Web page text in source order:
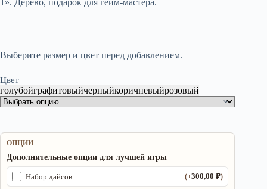
125,00 ₽.
1». Дерево, подарок для гейм-мастера.
Выберите размер и цвет перед добавлением.
Цвет
голубойграфитовыйчерныйкоричневыйрозовый
ОПЦИИ
Дополнительные опции для лучшей игры
Набор дайсов (+300,00₽)